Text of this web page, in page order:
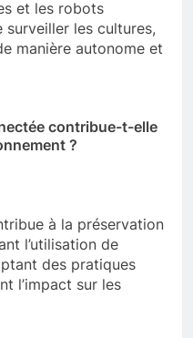
et les robots
les cultures,
manière autonome et
contribue-t-elle
?
à la préservation
l’utilisation de
des pratiques
l’impact sur les